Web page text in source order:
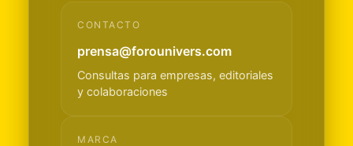
CONTACTO
prensa@forounivers.com
Consultas para empresas, editoriales
y colaboraciones
MARCA